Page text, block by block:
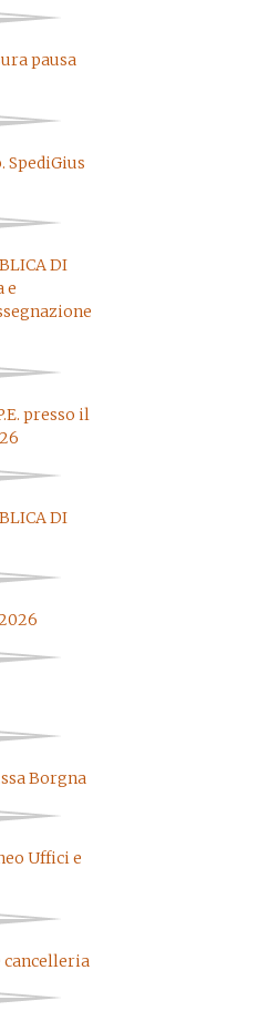
pausa
SpediGius
DI
e
presso il
DI
Borgna
Uffici e
cancelleria